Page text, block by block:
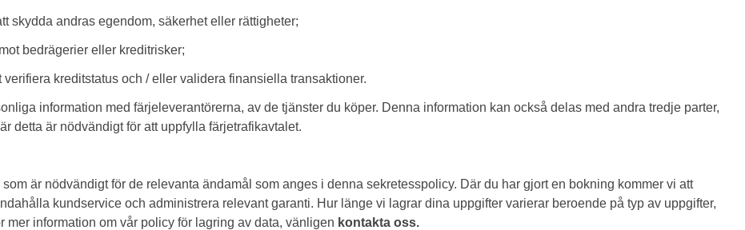
skydda andras egendom, säkerhet eller rättigheter;
bedrägerier eller kreditrisker;
kreditstatus och / eller validera finansiella transaktioner.
information med färjeleverantörerna, av de tjänster du köper. Denna information kan också delas med andra tredje parter,
detta är nödvändigt för att uppfylla färjetrafikavtalet.
är nödvändigt för de relevanta ändamål som anges i denna sekretesspolicy. Där du har gjort en bokning kommer vi att
kundservice och administrera relevant garanti. Hur länge vi lagrar dina uppgifter varierar beroende på typ av uppgifter,
information om vår policy för lagring av data, vänligen kontakta oss.